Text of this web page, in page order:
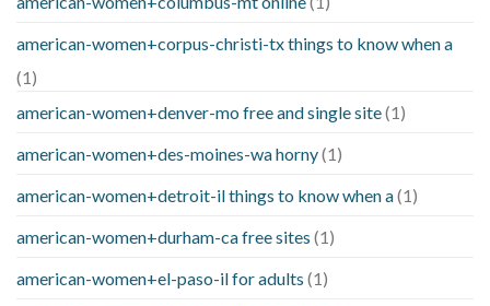
american-women+corpus-christi-tx things to know when a
(1)
american-women+denver-mo free and single site(1)
american-women+des-moines-wa horny(1)
american-women+detroit-il things to know when a(1)
american-women+durham-ca free sites (1)
american-women+el-paso-il for adults (1)